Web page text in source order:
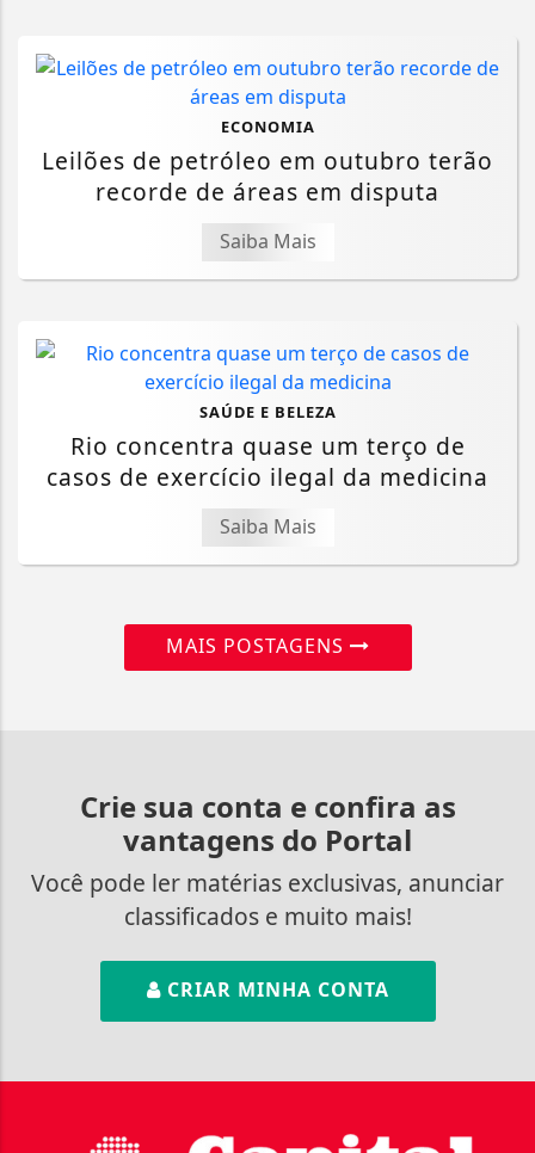
ECONOMIA
Leilões de petróleo em outubro terão
recorde de áreas em disputa
Saiba Mais
SAÚDE E BELEZA
Rio concentra quase um terço de
casos de exercício ilegal da medicina
Saiba Mais
MAIS POSTAGENS
Crie sua conta e confira as
vantagens do Portal
Você pode ler matérias exclusivas, anunciar
classificados e muito mais!
CRIAR MINHA CONTA